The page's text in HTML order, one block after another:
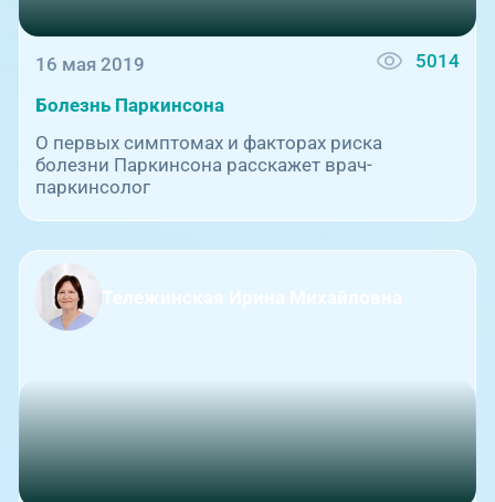
16 мая 2019 5014
Болезнь Паркинсона
О первых симптомах и факторах риска
болезни Паркинсона расскажет врач-
паркинсолог
Тележинская Ирина Михайловна